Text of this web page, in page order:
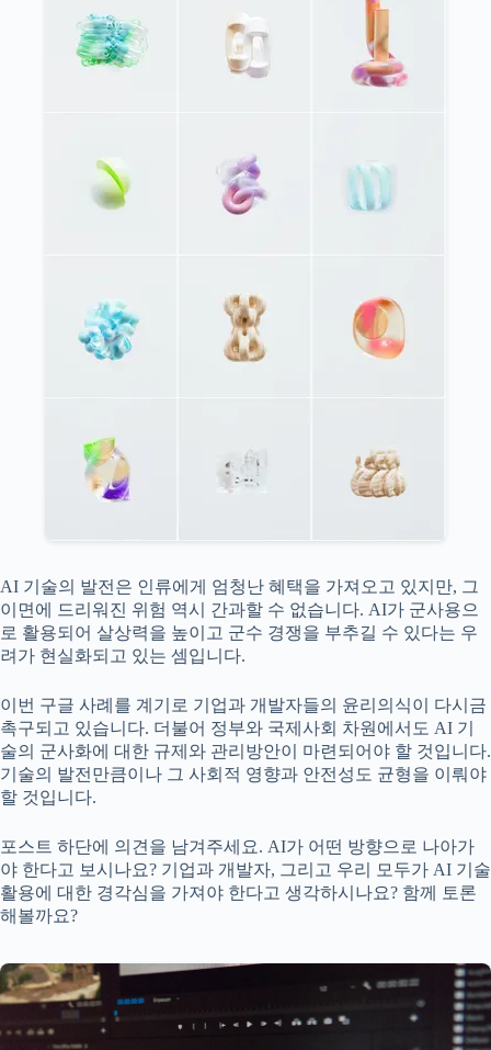
AI 기술의 발전은 인류에게 엄청난 혜택을 가져오고 있지만, 그
이면에 드리워진 위험 역시 간과할 수 없습니다. AI가 군사용으
로 활용되어 살상력을 높이고 군수 경쟁을 부추길 수 있다는 우
려가 현실화되고 있는 셈입니다.
이번 구글 사례를 계기로 기업과 개발자들의 윤리의식이 다시금
촉구되고 있습니다. 더불어 정부와 국제사회 차원에서도 AI 기
술의 군사화에 대한 규제와 관리방안이 마련되어야 할 것입니다.
기술의 발전만큼이나 그 사회적 영향과 안전성도 균형을 이뤄야
할 것입니다.
포스트 하단에 의견을 남겨주세요. AI가 어떤 방향으로 나아가
야 한다고 보시나요? 기업과 개발자, 그리고 우리 모두가 AI 기술
활용에 대한 경각심을 가져야 한다고 생각하시나요? 함께 토론
해볼까요?